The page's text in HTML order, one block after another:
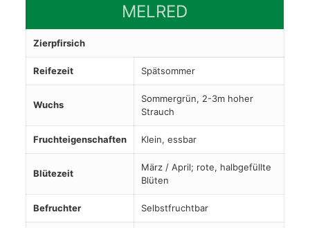
MELRED
Zierpfirsich
Reifezeit Spätsommer
Wuchs
Sommergrün, 2-3m hoher
Strauch
Fruchteigenschaften Klein, essbar
Blütezeit
März / April; rote, halbgefüllte
Blüten
Befruchter Selbstfruchtbar